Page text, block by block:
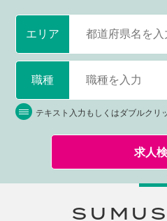
エリア
テキスト入力もしくはダブルクリ
職種
求人